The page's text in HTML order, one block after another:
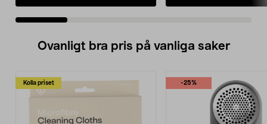
Ovanligt bra pris på vanliga saker
Kolla priset -25%